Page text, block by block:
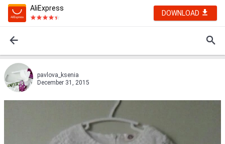
AliExpress
DOWNLOAD
pavlova_ksenia
December 31, 2015